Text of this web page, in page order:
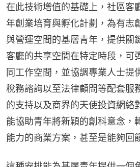
在此技術增值的基礎上，社區客
年創業培育與孵化計劃，為有志
與營運空間的基層青年，提供關
客廳的共享空間在特定時段，可
同工作空間，並協調專業人士提
稅務諮詢以至法律顧問等配套服
的支持以及商界的天使投資網絡
能協助青年將新穎的創科意念，
能力的商業方案，甚至是能夠回